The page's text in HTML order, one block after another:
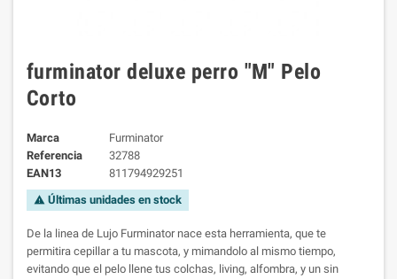
furminator deluxe perro "M" Pelo
Corto
Marca
Furminator
Referencia
32788
EAN13
811794929251
warning Últimas unidades en stock
De la linea de Lujo Furminator nace esta herramienta, que te
permitira cepillar a tu mascota, y mimandolo al mismo tiempo,
evitando que el pelo llene tus colchas, living, alfombra, y un sin